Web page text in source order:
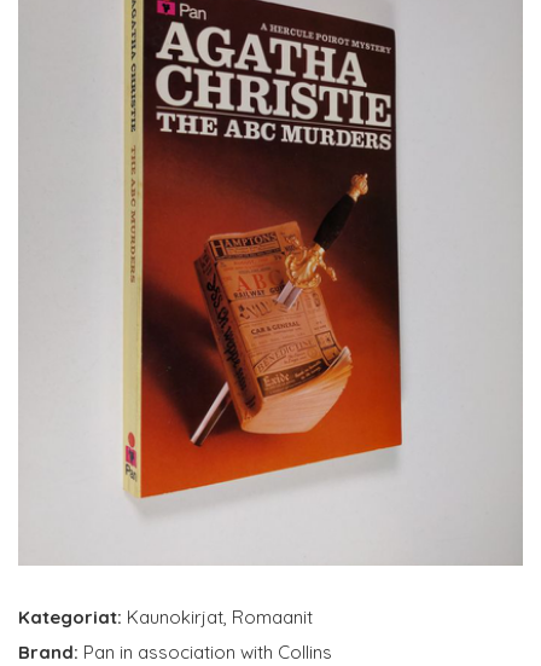
Kategoriat: Kaunokirjat, Romaanit
Brand: Pan in association with Collins